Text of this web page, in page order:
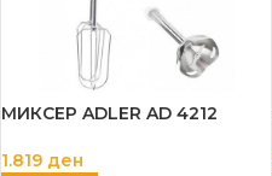
МИКСЕР ADLER AD 4212
1.819 ден